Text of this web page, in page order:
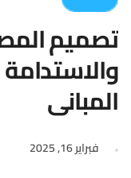
تصميم
المباني
فبراير 16, 2025